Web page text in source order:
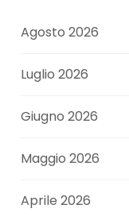
Agosto 2026
Luglio 2026
Giugno 2026
Maggio 2026
Aprile 2026